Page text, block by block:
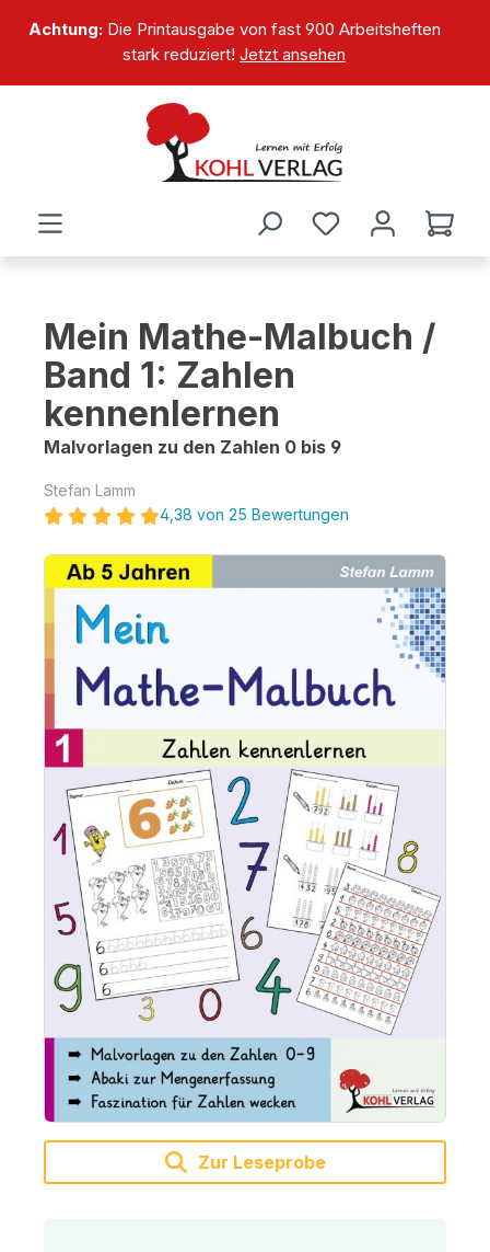
springen
Achtung:Die Printausgabe von fast 900 Arbeitsheften
stark reduziert! Jetzt ansehen
Mein Mathe-Malbuch /
Band 1: Zahlen
kennenlernen
Malvorlagen zu den Zahlen 0 bis 9
Stefan Lamm
4,38 von 25 Bewertungen
Bildergalerie überspringen
Zur Leseprobe